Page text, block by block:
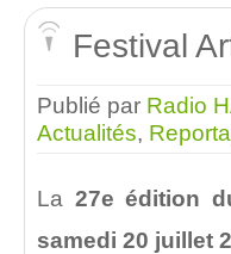
Festival
Publié par Radio
Actualités,
La 27e édition
samedi 20 juillet